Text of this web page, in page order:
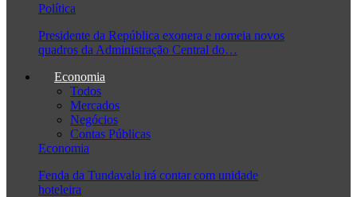
Política
Presidente da República exonera e nomeia novos
quadros da Administração Central do…
Economia
Todos
Mercados
Negócios
Contas Públicas
Economia
Fenda da Tundavala irá contar com unidade
hoteleira